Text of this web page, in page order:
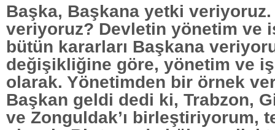
Başka, Başkana yetki
veriyoruz? Devletin yönetim ve
bütün kararları Başkana
değişikliğine göre, yönetim ve
olarak. Yönetimden bir örnek
Başkan geldi dedi ki, Trabzon,
ve Zonguldak’ı birleştiriyorum,